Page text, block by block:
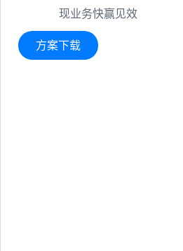
现业务快赢见效
方案下载